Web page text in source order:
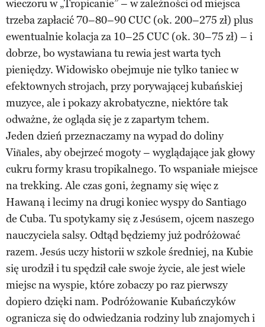
wieczoru w „Tropicanie” – w zależności od miejsca
trzeba zapłacić 70–80–90 CUC (ok. 200–275 zł) plus
ewentualnie kolacja za 10–25 CUC (ok. 30–75 zł) – i
dobrze, bo wystawiana tu rewia jest warta tych
pieniędzy. Widowisko obejmuje nie tylko taniec w
efektownych strojach, przy porywającej kubańskiej
muzyce, ale i pokazy akrobatyczne, niektóre tak
odważne, że ogląda się je z zapartym tchem.
Jeden dzień przeznaczamy na wypad do doliny
Viñales, aby obejrzeć mogoty – wyglądające jak głowy
cukru formy krasu tropikalnego. To wspaniałe miejsce
na trekking. Ale czas goni, żegnamy się więc z
Hawaną i lecimy na drugi koniec wyspy do Santiago
de Cuba. Tu spotykamy się z Jesúsem, ojcem naszego
nauczyciela salsy. Odtąd będziemy już podróżować
razem. Jesús uczy historii w szkole średniej, na Kubie
się urodził i tu spędził całe swoje życie, ale jest wiele
miejsc na wyspie, które zobaczy po raz pierwszy
dopiero dzięki nam. Podróżowanie Kubańczyków
ogranicza się do odwiedzania rodziny lub znajomych i